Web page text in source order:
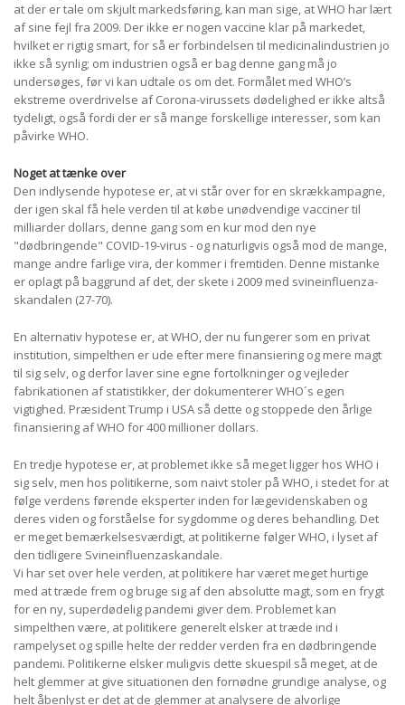
at der er tale om skjult markedsføring, kan man sige, at WHO har lært
af sine fejl fra 2009. Der ikke er nogen vaccine klar på markedet,
hvilket er rigtig smart, for så er forbindelsen til medicinalindustrien jo
ikke så synlig; om industrien også er bag denne gang må jo
undersøges, før vi kan udtale os om det. Formålet med WHO’s
ekstreme overdrivelse af Corona-virussets dødelighed er ikke altså
tydeligt, også fordi der er så mange forskellige interesser, som kan
påvirke WHO.
Noget at tænke over
Den indlysende hypotese er, at vi står over for en skrækkampagne,
der igen skal få hele verden til at købe unødvendige vacciner til
milliarder dollars, denne gang som en kur mod den nye
"dødbringende" COVID-19-virus - og naturligvis også mod de mange,
mange andre farlige vira, der kommer i fremtiden. Denne mistanke
er oplagt på baggrund af det, der skete i 2009 med svineinfluenza-
skandalen (27-70).
En alternativ hypotese er, at WHO, der nu fungerer som en privat
institution, simpelthen er ude efter mere finansiering og mere magt
til sig selv, og derfor laver sine egne fortolkninger og vejleder
fabrikationen af ​​statistikker, der dokumenterer WHO´s egen
vigtighed. Præsident Trump i USA så dette og stoppede den årlige
finansiering af WHO for 400 millioner dollars.
En tredje hypotese er, at problemet ikke så meget ligger hos WHO i
sig selv, men hos politikerne, som naivt stoler på WHO, i stedet for at
følge verdens førende eksperter inden for lægevidenskaben og
deres viden og forståelse for sygdomme og deres behandling. Det
er meget bemærkelsesværdigt, at politikerne følger WHO, i lyset af
den tidligere Svineinfluenzaskandale.
Vi har set over hele verden, at politikere har været meget hurtige
med at træde frem og bruge sig af den absolutte magt, som en frygt
for en ny, superdødelig pandemi giver dem. Problemet kan
simpelthen være, at politikere generelt elsker at træde ind i
rampelyset og spille helte der redder verden fra en dødbringende
pandemi. Politikerne elsker muligvis dette skuespil så meget, at de
helt glemmer at give situationen den fornødne grundige analyse, og
helt åbenlyst er det at de glemmer at analysere de alvorlige